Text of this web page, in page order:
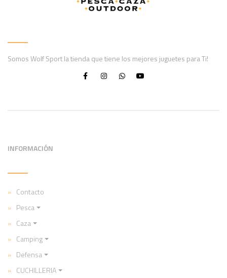
Somos Wolf Sport la tienda que tiene los mejores juguetes para Ti!
INFORMACIÓN
Contacto
Pesca
Caza
Camping
Defensa
CUCHILLERIA